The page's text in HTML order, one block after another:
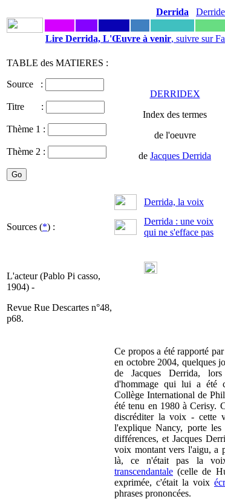
Derrida
Lire Derrida, L'Œuvre à venir, suivre sur
TABLE des MATIERES :
Source :
Titre :
Thème 1 :
Thème 2 :
DERRIDEX
Index des termes
de l'oeuvre
de Jacques Derrida
Derrida, la voix
Sources (*) :
Derrida : une voix
qui ne s'efface pas
L'acteur (Pablo Pi casso,
1904) -
Revue Rue Descartes n°48,
p68.
Ce propos a été rapporté
en octobre 2004, quelques
de Jacques Derrida,
d'hommage qui lui a été
Collège International de
été tenu en 1980 à Cerisy.
discréditer la voix - cette
l'explique Nancy, porte
différences, et Jacques
voix montant vers l'aigu, a
là, ce n'était pas la
transcendantale (celle de
exprimée, c'était la voix
phrases prononcées.